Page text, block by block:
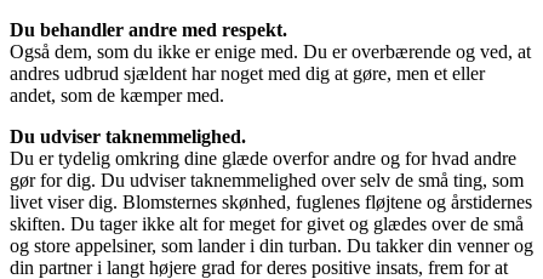
Du behandler andre med respekt.
Også dem, som du ikke er enige med. Du er overbærende og ved, at
andres udbrud sjældent har noget med dig at gøre, men et eller
andet, som de kæmper med.
Du udviser taknemmelighed.
Du er tydelig omkring dine glæde overfor andre og for hvad andre
gør for dig. Du udviser taknemmelighed over selv de små ting, som
livet viser dig. Blomsternes skønhed, fuglenes fløjtene og årstidernes
skiften. Du tager ikke alt for meget for givet og glædes over de små
og store appelsiner, som lander i din turban. Du takker din venner og
din partner i langt højere grad for deres positive insats, frem for at